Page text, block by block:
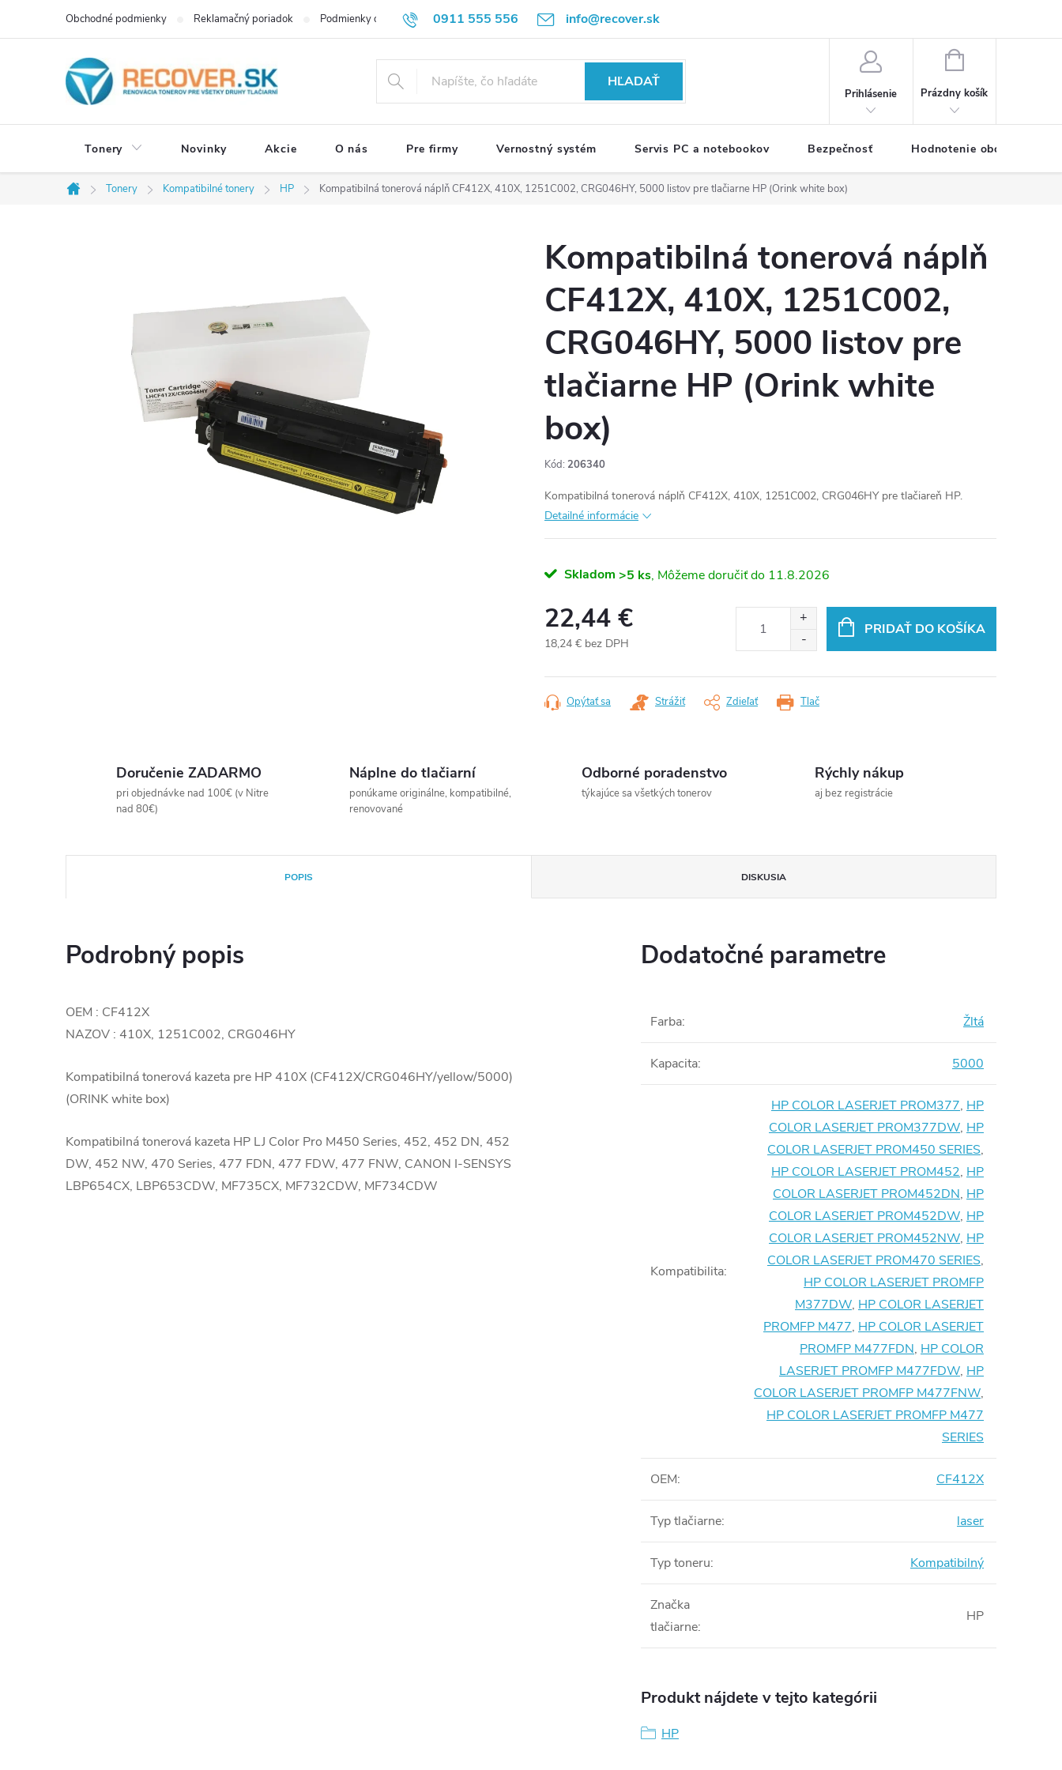
0911 555 556 info@recover.sk
Obchodné podmienky Reklamačný poriadok Podmienky ochrany osobných údajov Formulár na odstúpenie od zmluvy
HĽADAŤ
Prihlásenie
NÁKUPNÝ
Prázdny košík
Tonery Novinky Akcie O nás Pre firmy Vernostný systém Servis PC a notebookov Bezpečnosť Hodnotenie obchodu
Domov
Tonery Kompatibilné tonery HP Kompatibilná tonerová náplň CF412X, 410X, 1251C002, CRG046HY, 5000 listov pre tlačiarne HP (Orink white box)
Kompatibilná tonerová náplň
CF412X, 410X, 1251C002,
CRG046HY, 5000 listov pre
tlačiarne HP (Orink white
box)
Kód: 206340
Kompatibilná tonerová náplň CF412X, 410X, 1251C002, CRG046HY pre tlačiareň HP.
Detailné informácie
Skladom >5 ks 11.8.2026
22,44 €
18,24 € bez DPH
cena:
PRIDAŤ DO KOŠÍKA
Tlač
Opýtať sa Strážiť Zdieľať
Doručenie ZADARMO
pri objednávke nad 100€ (v Nitre
nad 80€)
Náplne do tlačiarní
ponúkame originálne, kompatibilné,
renovované
Odborné poradenstvo
týkajúce sa všetkých tonerov
Rýchly nákup
aj bez registrácie
POPIS DISKUSIA
Podrobný popis
OEM : CF412X
NAZOV : 410X, 1251C002, CRG046HY
Kompatibilná tonerová kazeta pre HP 410X (CF412X/CRG046HY/yellow/5000)
(ORINK white box)
Kompatibilná tonerová kazeta HP LJ Color Pro M450 Series, 452, 452 DN, 452
DW, 452 NW, 470 Series, 477 FDN, 477 FDW, 477 FNW, CANON I-SENSYS
LBP654CX, LBP653CDW, MF735CX, MF732CDW, MF734CDW
Dodatočné parametre
Farba: Žltá
Kapacita: 5000
Kompatibilita:
HP COLOR LASERJET PROM377, HP
COLOR LASERJET PROM377DW, HP
COLOR LASERJET PROM450 SERIES,
HP COLOR LASERJET PROM452, HP
COLOR LASERJET PROM452DN, HP
COLOR LASERJET PROM452DW, HP
COLOR LASERJET PROM452NW, HP
COLOR LASERJET PROM470 SERIES,
HP COLOR LASERJET PROMFP
M377DW, HP COLOR LASERJET
PROMFP M477, HP COLOR LASERJET
PROMFP M477FDN, HP COLOR
LASERJET PROMFP M477FDW, HP
COLOR LASERJET PROMFP M477FNW,
HP COLOR LASERJET PROMFP M477
SERIES
OEM: CF412X
Typ tlačiarne: laser
Typ toneru: Kompatibilný
Značka
tlačiarne:
HP
Produkt nájdete v tejto kategórii
HP